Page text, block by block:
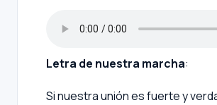
Letra de nuestra marcha:
Si nuestra unión es fuerte y